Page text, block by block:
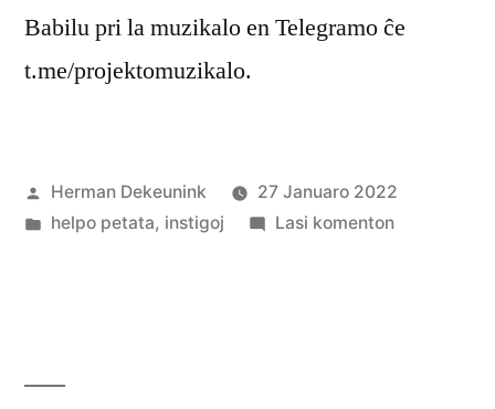
Babilu pri la muzikalo en Telegramo ĉe
t.me/projektomuzikalo.
Afiŝita
de
Herman Dekeunink
27 Januaro 2022
Afiŝita
helpo petata, instigoj Lasi komentonpri